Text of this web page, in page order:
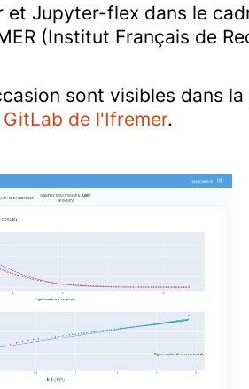
et Jupyter-flex dans le
(Institut Français de
sont visibles dans la
GitLab de l'Ifremer.